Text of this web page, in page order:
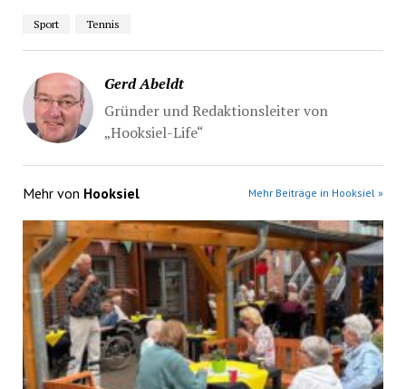
Sport Tennis
Gerd Abeldt
Gründer und Redaktionsleiter von
„Hooksiel-Life“
Mehr von Hooksiel Mehr Beiträge in Hooksiel »